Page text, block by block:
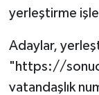
yerleştirme
Adaylar,
"https://
vatandaşlık